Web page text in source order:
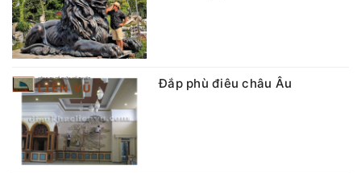
Đắp phù điêu châu Âu